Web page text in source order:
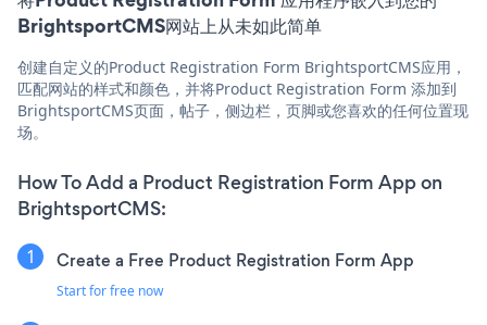
BrightsportCMS网站上从未如此简单
创建自定义的Product Registration Form BrightsportCMS应用，
匹配网站的样式和颜色，并将Product Registration Form 添加到
BrightsportCMS页面，帖子，侧边栏，页脚或您喜欢的任何位置现
场。
How To Add a Product Registration Form App on
BrightsportCMS:
Create a Free Product Registration Form App
Start for free now